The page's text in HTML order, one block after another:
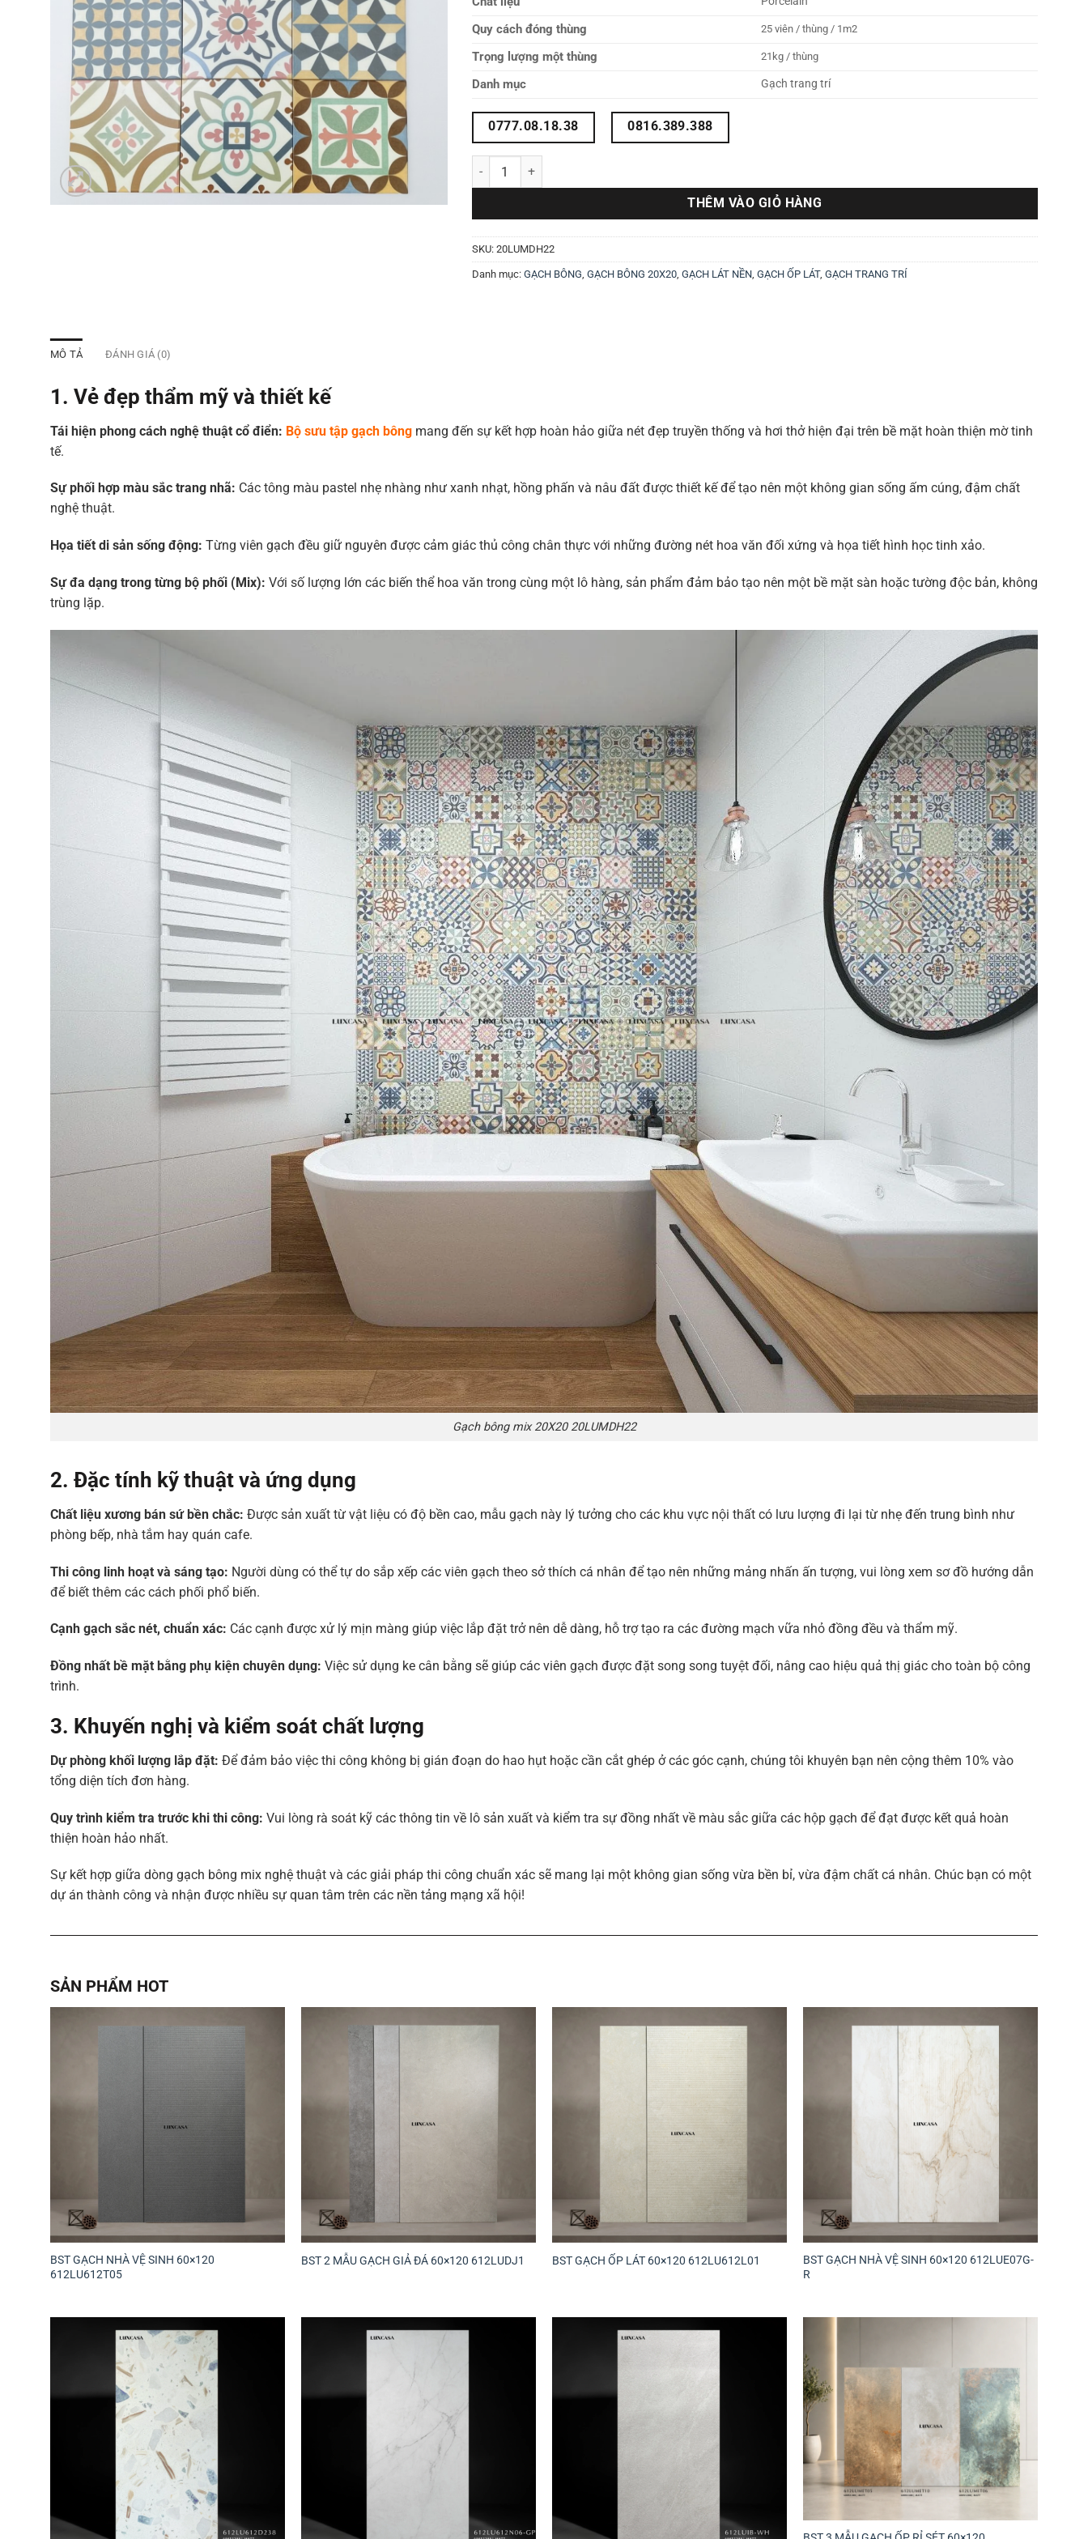
Quy cách đóng thùng 25 viên / thùng / 1m2
Trọng lượng một thùng 21kg / thùng
Danh mục Gạch trang trí
0777.08.18.38 0816.389.388
Gạch bông mix 20X20 20LUMDH22 số lượng
THÊM VÀO GIỎ HÀNG
SKU: 20LUMDH22
Danh mục: GẠCH BÔNG, GẠCH BÔNG 20X20, GẠCH LÁT NỀN, GẠCH ỐP LÁT, GẠCH TRANG TRÍ
MÔ TẢ ĐÁNH GIÁ (0)
1. Vẻ đẹp thẩm mỹ và thiết kế
Tái hiện phong cách nghệ thuật cổ điển: Bộ sưu tập gạch bông mang đến sự kết hợp hoàn hảo giữa nét đẹp truyền thống và hơi thở hiện đại trên bề mặt hoàn thiện mờ tinh
tế.
Sự phối hợp màu sắc trang nhã: Các tông màu pastel nhẹ nhàng như xanh nhạt, hồng phấn và nâu đất được thiết kế để tạo nên một không gian sống ấm cúng, đậm chất
nghệ thuật.
Họa tiết di sản sống động: Từng viên gạch đều giữ nguyên được cảm giác thủ công chân thực với những đường nét hoa văn đối xứng và họa tiết hình học tinh xảo.
Sự đa dạng trong từng bộ phối (Mix): Với số lượng lớn các biến thể hoa văn trong cùng một lô hàng, sản phẩm đảm bảo tạo nên một bề mặt sàn hoặc tường độc bản, không
trùng lặp.
Gạch bông mix 20X20 20LUMDH22
2. Đặc tính kỹ thuật và ứng dụng
Chất liệu xương bán sứ bền chắc: Được sản xuất từ vật liệu có độ bền cao, mẫu gạch này lý tưởng cho các khu vực nội thất có lưu lượng đi lại từ nhẹ đến trung bình như
phòng bếp, nhà tắm hay quán cafe.
Thi công linh hoạt và sáng tạo: Người dùng có thể tự do sắp xếp các viên gạch theo sở thích cá nhân để tạo nên những mảng nhấn ấn tượng, vui lòng xem sơ đồ hướng dẫn
để biết thêm các cách phối phổ biến.
Cạnh gạch sắc nét, chuẩn xác: Các cạnh được xử lý mịn màng giúp việc lắp đặt trở nên dễ dàng, hỗ trợ tạo ra các đường mạch vữa nhỏ đồng đều và thẩm mỹ.
Đồng nhất bề mặt bằng phụ kiện chuyên dụng: Việc sử dụng ke cân bằng sẽ giúp các viên gạch được đặt song song tuyệt đối, nâng cao hiệu quả thị giác cho toàn bộ công
trình.
3. Khuyến nghị và kiểm soát chất lượng
Dự phòng khối lượng lắp đặt: Để đảm bảo việc thi công không bị gián đoạn do hao hụt hoặc cần cắt ghép ở các góc cạnh, chúng tôi khuyên bạn nên cộng thêm 10% vào
tổng diện tích đơn hàng.
Quy trình kiểm tra trước khi thi công: Vui lòng rà soát kỹ các thông tin về lô sản xuất và kiểm tra sự đồng nhất về màu sắc giữa các hộp gạch để đạt được kết quả hoàn
thiện hoàn hảo nhất.
Sự kết hợp giữa dòng gạch bông mix nghệ thuật và các giải pháp thi công chuẩn xác sẽ mang lại một không gian sống vừa bền bỉ, vừa đậm chất cá nhân. Chúc bạn có một
dự án thành công và nhận được nhiều sự quan tâm trên các nền tảng mạng xã hội!
SẢN PHẨM HOT
BST GẠCH NHÀ VỆ SINH 60×120
612LU612T05
BST 2 MẪU GẠCH GIẢ ĐÁ 60×120 612LUDJ1 BST GẠCH ỐP LÁT 60×120 612LU612L01
BST GẠCH NHÀ VỆ SINH 60×120 612LUE07G-
R